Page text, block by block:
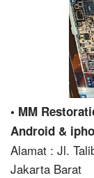
• MM
Android &
Alamat : Jl.
Jakarta Barat